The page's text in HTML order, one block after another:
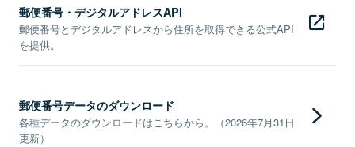
郵便番号・デジタルアドレスAPI
郵便番号とデジタルアドレスから住所を取得できる公式API
を提供。
郵便番号データのダウンロード
各種データのダウンロードはこちらから。（2026年7月31日
更新）